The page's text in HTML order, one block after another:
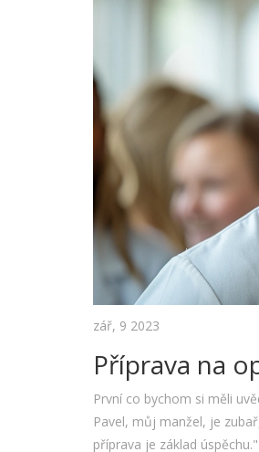
zář, 9 2023
Příprava na
První co bychom si měli
Pavel, můj manžel, je
příprava je základ